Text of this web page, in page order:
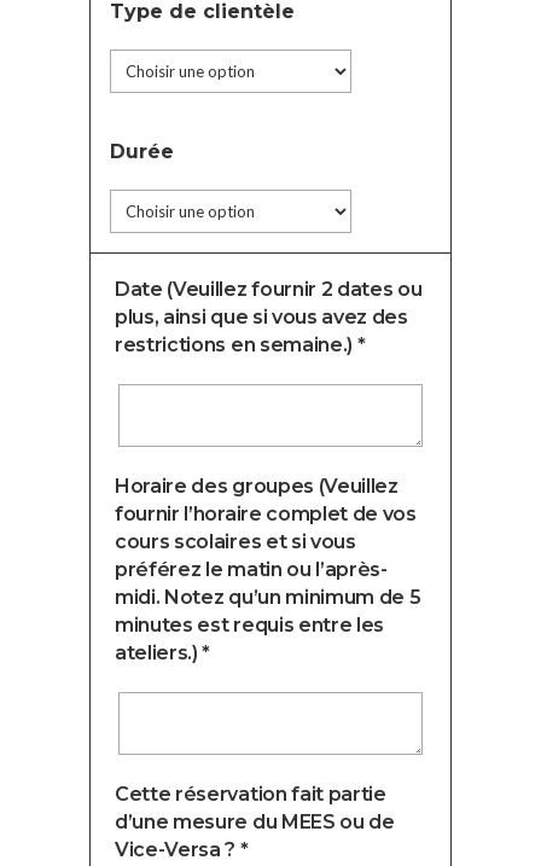
Type de clientèle
Durée
Date (Veuillez fournir 2 dates ou
plus, ainsi que si vous avez des
restrictions en semaine.) *
Horaire des groupes (Veuillez
fournir l’horaire complet de vos
cours scolaires et si vous
préférez le matin ou l’après-
midi. Notez qu’un minimum de 5
minutes est requis entre les
ateliers.) *
Cette réservation fait partie
d’une mesure du MEES ou de
Vice-Versa ? *